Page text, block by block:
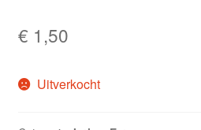
€ 1,50
Uitverkocht